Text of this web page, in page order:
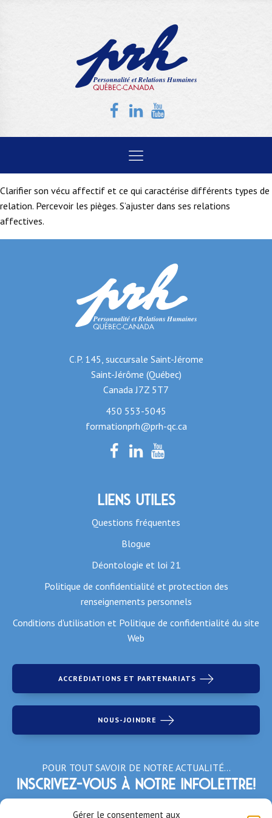
Gérer le consentement aux
Clarifier son vécu affectif et ce qui caractérise différents types de
relation. Percevoir les pièges. S’ajuster dans ses relations
affectives.
C.P. 145, succursale Saint-Jérome
Saint-Jérôme (Québec)
Canada J7Z 5T7
450 553-5045
formationprh@prh-qc.ca
Liens utiles
Questions fréquentes
Blogue
Déontologie et loi 21
Politique de confidentialité et protection des
renseignements personnels
Conditions d'utilisation et Politique de confidentialité du site
Web
ACCRÉDIATIONS ET PARTENARIATS
NOUS-JOINDRE
POUR TOUT SAVOIR DE NOTRE ACTUALITÉ…
Inscrivez-vous à notre infolettre!
*Champs obligatoires